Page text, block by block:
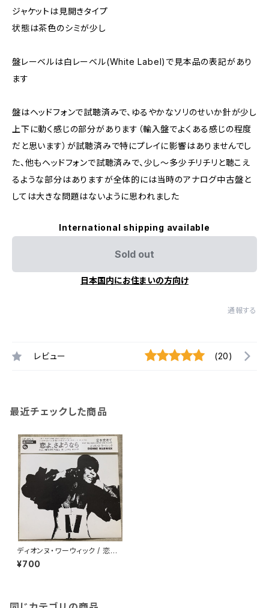
ジャケットは見開きタイプ
状態は茶色のシミが少し
盤レーベルは白レーベル(White Label)で見本品の表記があり
ます
盤はヘッドフォンで試聴済みで、ゆるやかなソリのせいか針が少し
上下に動く感じの部分があります（輸入盤でよくある感じの程度
だと思います）が試聴済みで特にプレイに影響はありませんでし
た、他もヘッドフォンで試聴済みで、少し～多少チリチリと聴こえ
るような部分はありますが全体的には当時のアナログ中古盤と
しては大きな問題はないように思われました
International shipping available
Sold out
日本国内にお住まいの方向け
通報する
レビュー (20)
最近チェックした商品
ディオンヌ・ワーウィック / 恋よ、
さようなら
¥700